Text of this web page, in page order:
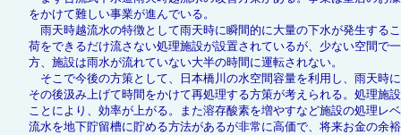
をかけて難しい事業が進んでいる。
雨天時越流水の特徴として雨天時に瞬間的に大量の下水が発生する
荷をできるだけ流さない処理施設が設置されているが、少ない空間で
方、施設は雨水が流れていない大半の時間に運転されない。
そこで今後の方策として、日本橋川の水空間容量を利用し、雨天時
その後汲み上げて時間をかけて再処理する方策が考えられる。処理施
ことにより、効率が上がる。また溶存酸素を増やすなど施設の処理レ
流水を地下貯留槽に貯める方法があるが非常に高価で、将来お金の余